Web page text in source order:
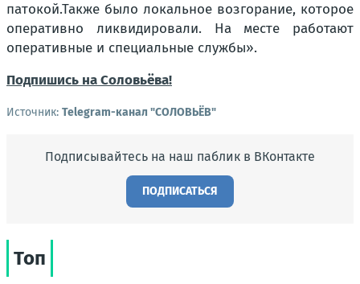
патокой.Также было локальное возгорание, которое
оперативно ликвидировали. На месте работают
оперативные и специальные службы».
Подпишись на Соловьёва!
Источник: Telegram-канал "СОЛОВЬЁВ"
Подписывайтесь на наш паблик в ВКонтакте
ПОДПИСАТЬСЯ
Топ